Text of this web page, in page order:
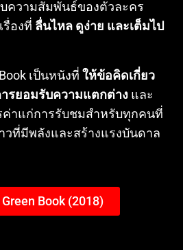
ความสัมพันธ์ของตัวละคร
รื่องที่ ลื่นไหล ดูง่าย และเต็มไป
เป็นหนังที่ ให้ข้อคิดเกี่ยว
รยอมรับความแตกต่าง และ
ค่าแก่การรับชมสำหรับทุกคนที่
วที่มีพลังและสร้างแรงบันดาล
Book (2018)